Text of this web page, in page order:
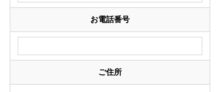
お電話番号
ご住所